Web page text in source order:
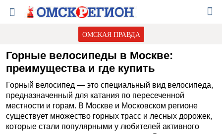
ОМСКАЯ ПРАВДА
Горные велосипеды в Москве:
преимущества и где купить
Горный велосипед — это специальный вид велосипеда,
предназначенный для катания по пересеченной
местности и горам. В Москве и Московском регионе
существует множество горных трасс и лесных дорожек,
которые стали популярными у любителей активного